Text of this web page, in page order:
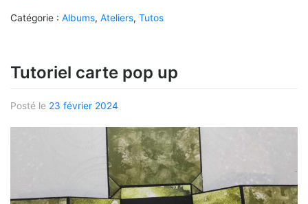
Catégorie : Albums, Ateliers, Tutos
Tutoriel carte pop up
Posté le 23 février 2024